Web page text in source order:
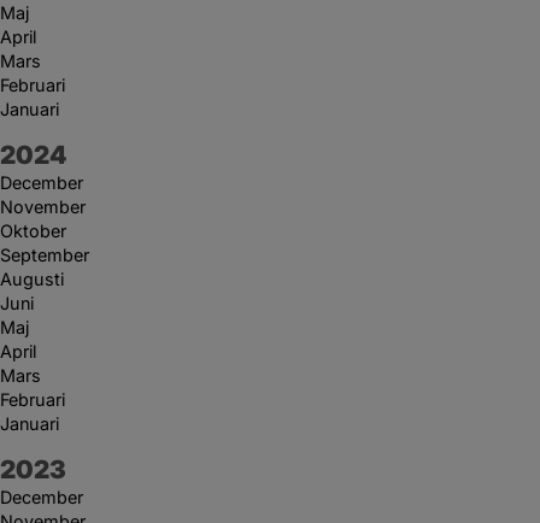
Maj
April
Mars
Februari
Januari
År:
2024
December
November
Oktober
September
Augusti
Juni
Maj
April
Mars
Februari
Januari
År:
2023
December